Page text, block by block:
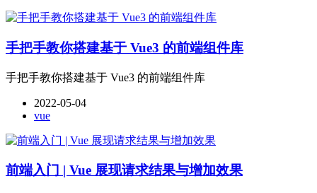
手把手教你搭建基于 Vue3 的前端组件库
手把手教你搭建基于 Vue3 的前端组件库
2022-05-04
vue
前端入门 | Vue 展现请求结果与增加效果